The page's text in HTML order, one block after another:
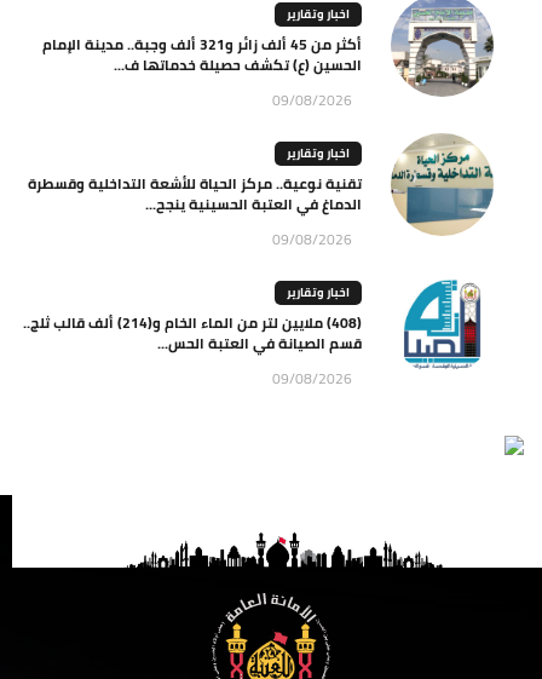
اخبار وتقارير
أكثر من 45 ألف زائر و321 ألف وجبة.. مدينة الإمام
الحسين (ع) تكشف حصيلة خدماتها ف...
09/08/2026
اخبار وتقارير
تقنية نوعية.. مركز الحياة للأشعة التداخلية وقسطرة
الدماغ في العتبة الحسينية ينجح...
09/08/2026
اخبار وتقارير
(408) ملايين لتر من الماء الخام و(214) ألف قالب ثلج..
قسم الصيانة في العتبة الحس...
09/08/2026